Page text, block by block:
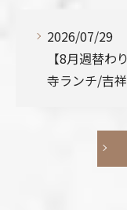
2026/07/29
【8月週替
寺ランチ/吉